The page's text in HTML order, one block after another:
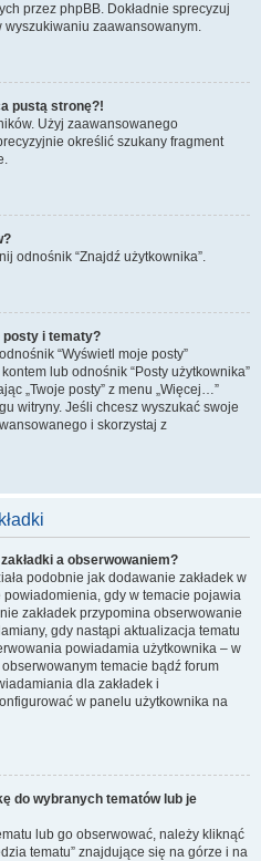
przez phpBB. Dokładnie sprecyzuj
zaawansowanym.
pustą stronę?!
Użyj zaawansowanego
określić szukany fragment
odnośnik “Znajdź użytkownika”.
posty i tematy?
“Wyświetl moje posty”
lub odnośnik “Posty użytkownika”
„Twoje posty” z menu „Więcej…”
witryny. Jeśli chcesz wyszukać swoje
i skorzystaj z
a obserwowaniem?
podobnie jak dodawanie zakładek w
gdy w temacie pojawia
zakładek przypomina obserwowanie
gdy nastąpi aktualizacja tematu
powiadamia użytkownika – w
temacie bądź forum
dla zakładek i
w panelu użytkownika na
do wybranych tematów lub je
lub go obserwować, należy kliknąć
tematu” znajdujące się na górze i na